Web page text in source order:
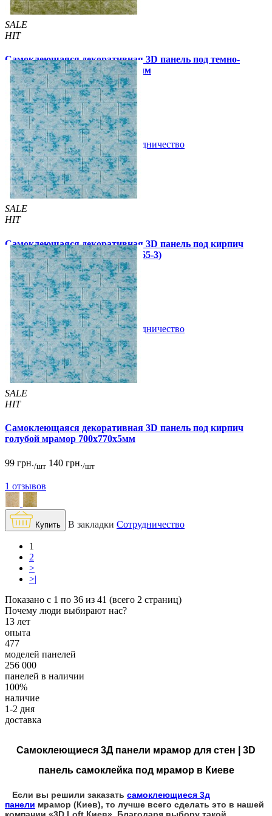
SALE
HIT
Самоклеющаяся декоративная 3D панель под темно-
оливковый мрамор 700x770x5мм
89 грн./шт 160 грн./шт
Купить В закладки Сотрудничество
SALE
HIT
Самоклеющаяся декоративная 3D панель под кирпич
голубой мрамор 700x770x3мм (65-3)
79 грн./шт 130 грн./шт
Купить В закладки Сотрудничество
SALE
HIT
Самоклеющаяся декоративная 3D панель под кирпич
голубой мрамор 700x770x5мм
99 грн./шт 140 грн./шт
1 отзывов
Купить В закладки Сотрудничество
1
2
>
>|
Показано с 1 по 36 из 41 (всего 2 страниц)
Почему люди выбирают нас?
13 лет
опыта
477
моделей панелей
256 000
панелей в наличии
100%
наличие
1-2 дня
доставка
Самоклеющиеся 3Д панели мрамор для стен | 3D
панель самоклейка под мрамор в Киеве
Если вы решили заказать самоклеющиеся 3д
панели мрамор (Киев), то лучше всего сделать это в нашей
компании «3D Loft Киев». Благодаря выбору такой